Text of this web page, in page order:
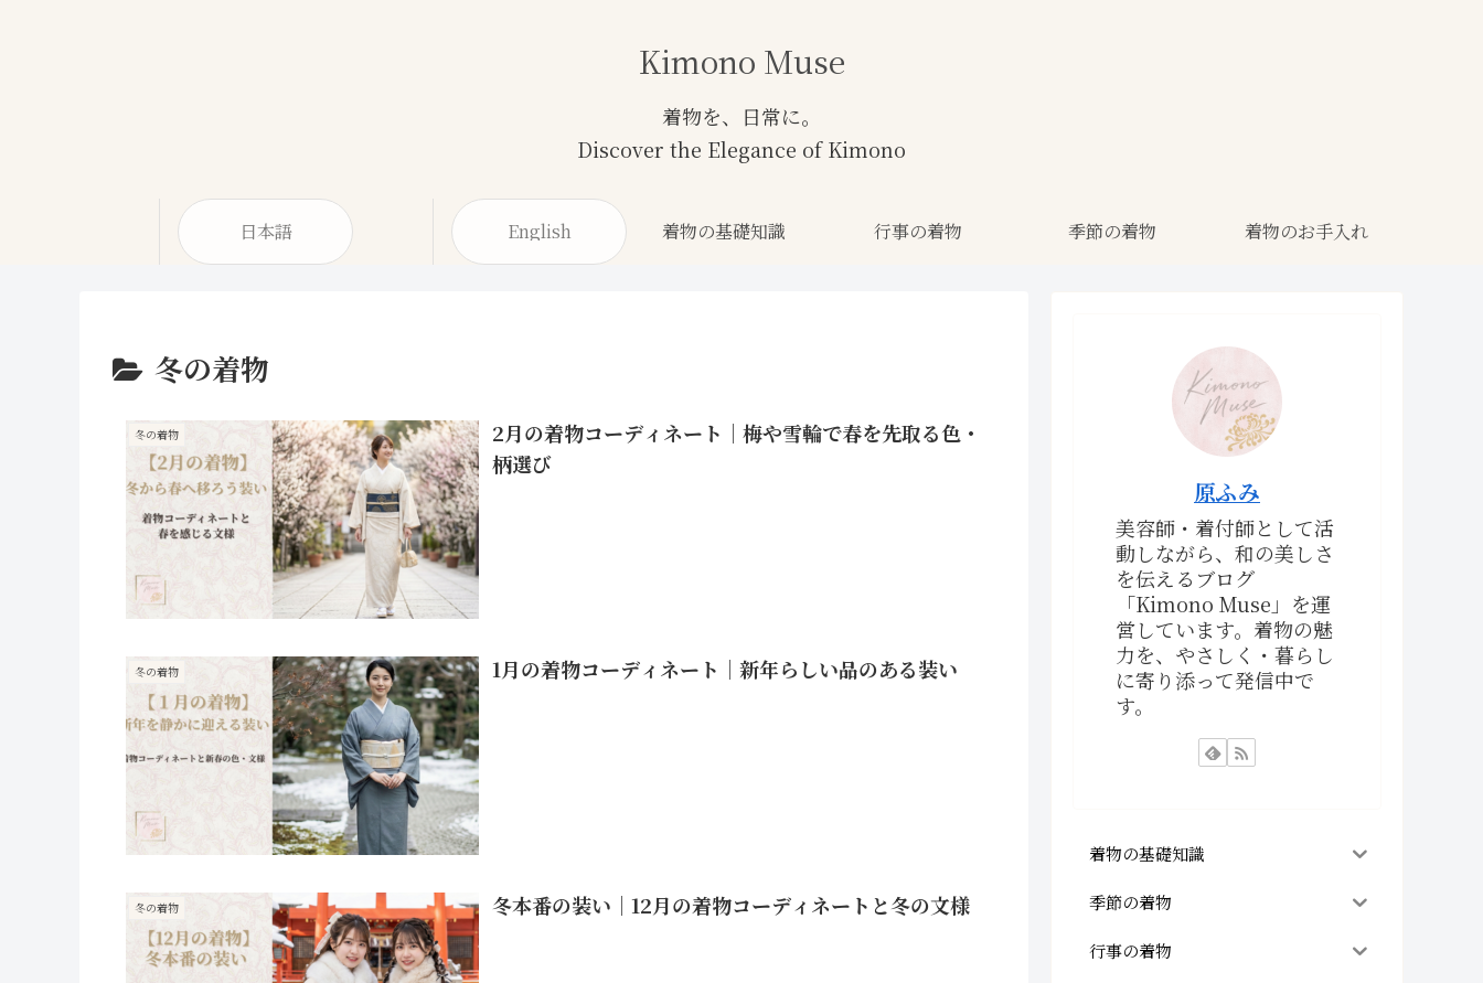
Kimono Muse
日本語 English 着物の基礎知識 行事の着物 季節の着物 着物のお手入れ
冬の着物
冬の着物
2月の着物コーディネート｜梅や雪輪で春を先取る色・
柄選び
冬の着物 1月の着物コーディネート｜新年らしい品のある装い
冬の着物 冬本番の装い｜12月の着物コーディネートと冬の文様
原ふみ
美容師・着付師として活
動しながら、和の美しさ
を伝えるブログ
「Kimono Muse」を運
営しています。着物の魅
力を、やさしく・暮らし
に寄り添って発信中で
す。
着物の基礎知識
季節の着物
行事の着物